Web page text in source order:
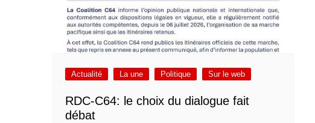
Actualité La une Politique Sur le web
RDC-C64: le choix du dialogue fait
débat